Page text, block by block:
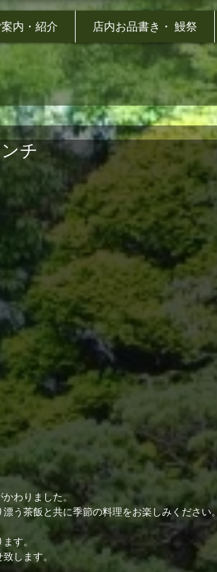
案内・紹介 店内お品書き・ 鰻祭
チ
わりました。
う茶飯と共に季節の料理をお楽しみください。
す。
します。